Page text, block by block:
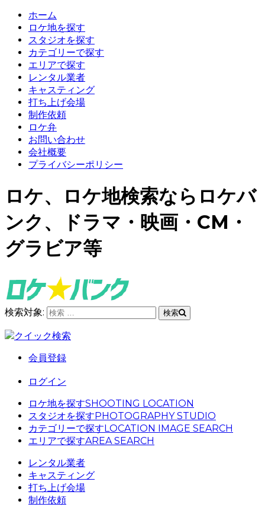
ホーム
ロケ地を探す
スタジオを探す
カテゴリーで探す
エリアで探す
レンタル業者
キャスティング
打ち上げ会場
制作依頼
ロケ弁
お問い合わせ
会社概要
プライバシーポリシー
ロケ、ロケ地検索ならロケバ
ンク、ドラマ・映画・CM・
グラビア等
検索対象: 検索
クイック検索
会員登録
ログイン
ロケ地を探すSHOOTING LOCATION
スタジオを探すPHOTOGRAPHY STUDIO
カテゴリーで探すLOCATION IMAGE SEARCH
エリアで探すAREA SEARCH
レンタル業者
キャスティング
打ち上げ会場
制作依頼